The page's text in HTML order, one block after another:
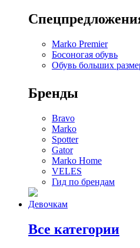
Marko Premier
Босоногая обувь
Обувь больших
Бренды
Bravo
Marko
Spotter
Gator
Marko Home
VELES
Гид по брендам
Девочкам
Все категории